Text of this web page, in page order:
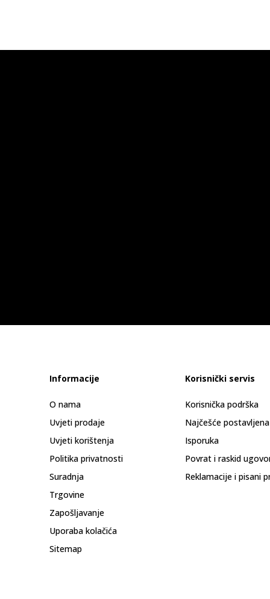
Informacije
O nama
Uvjeti prodaje
Uvjeti korištenja
Politika privatnosti
Suradnja
Trgovine
Zapošljavanje
Uporaba kolačića
Sitemap
Korisnički servis
Korisnička podrška
Najčešće
Isporuka
Povrat i raskid
Reklamacije i pisani